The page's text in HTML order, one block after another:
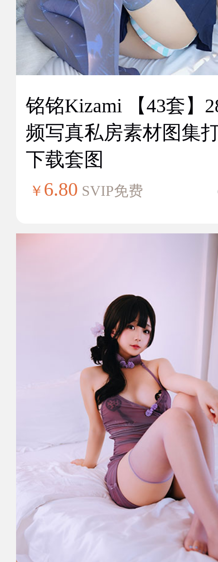
铭铭Kizami 【43套】
频写真私房素材图集
下载套图
￥ 6.80 SVIP免费